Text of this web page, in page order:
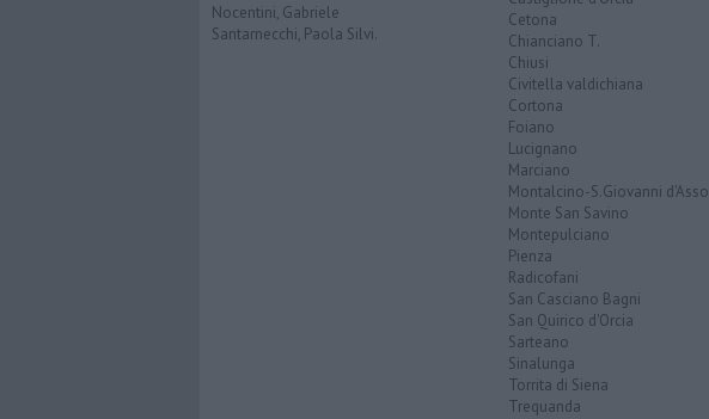
Nocentini, Gabriele
Santarnecchi, Paola Silvi.
Cetona
Chianciano T.
Chiusi
Civitella valdichiana
Cortona
Foiano
Lucignano
Marciano
Montalcino-S.Giovanni d'Asso
Monte San Savino
Montepulciano
Pienza
Radicofani
San Casciano Bagni
San Quirico d'Orcia
Sarteano
Sinalunga
Torrita di Siena
Trequanda